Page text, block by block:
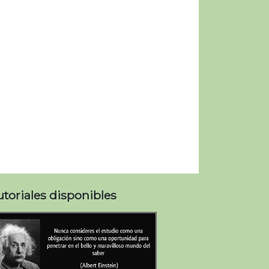
disponibles